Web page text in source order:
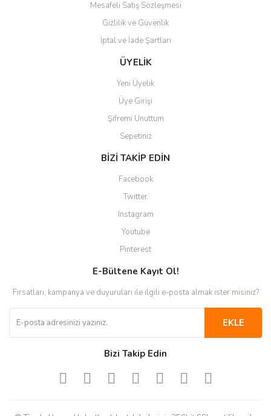
Gönder
Mesafeli Satış Sözleşmesi
Gizlilik ve Güvenlik
İptal ve İade Şartları
ÜYELİK
Yeni Üyelik
Üye Girişi
Şifremi Unuttum
Sepetiniz
BİZİ TAKİP EDİN
Facebook
Twitter
Instagram
Youtube
Pinterest
E-Bültene Kayıt Ol!
Fırsatları, kampanya ve duyuruları ile ilgili e-posta almak ister misiniz?
EKLE
Bizi Takip Edin